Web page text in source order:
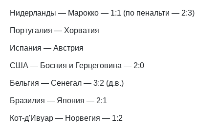
Нидерланды — Марокко — 1:1 (по пенальти — 2:3)
Португалия — Хорватия
Испания — Австрия
США — Босния и Герцеговина — 2:0
Бельгия — Сенегал — 3:2 (д.в.)
Бразилия — Япония — 2:1
Кот-д'Ивуар — Норвегия — 1:2